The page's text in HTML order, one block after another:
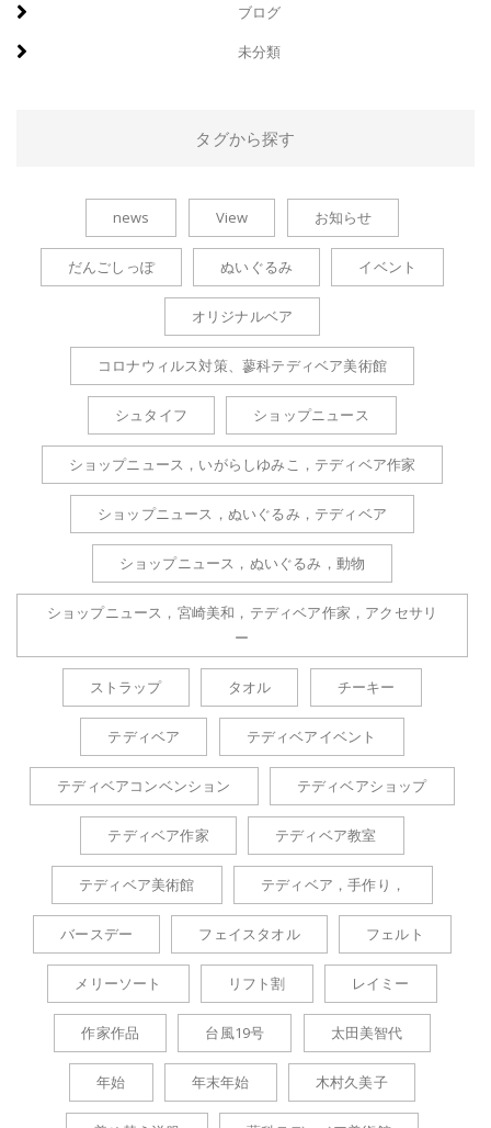
ブログ
未分類
タグから探す
news View お知らせ
だんごしっぽ ぬいぐるみ イベント
オリジナルベア
コロナウィルス対策、蓼科テディベア美術館
シュタイフ ショップニュース
ショップニュース，いがらしゆみこ，テディベア作家
ショップニュース，ぬいぐるみ，テディベア
ショップニュース，ぬいぐるみ，動物
ショップニュース，宮崎美和，テディベア作家，アクセサリ
ー
ストラップ タオル チーキー
テディベア テディベアイベント
テディベアコンベンション テディベアショップ
テディベア作家 テディベア教室
テディベア美術館 テディベア，手作り，
バースデー フェイスタオル フェルト
メリーソート リフト割 レイミー
作家作品 台風19号 太田美智代
年始 年末年始 木村久美子